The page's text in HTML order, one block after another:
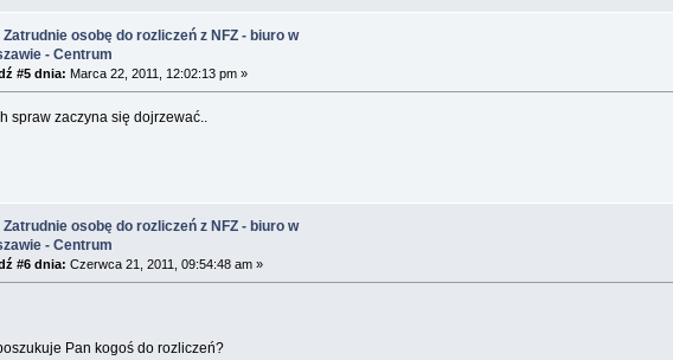
Zatrudnie osobę do rozliczeń z NFZ - biuro w
- Centrum
#5 dnia: Marca 22, 2011, 12:02:13 pm »
spraw zaczyna się dojrzewać..
Zatrudnie osobę do rozliczeń z NFZ - biuro w
- Centrum
#6 dnia: Czerwca 21, 2011, 09:54:48 am »
Pan kogoś do rozliczeń?